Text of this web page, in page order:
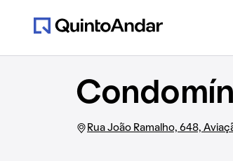
Rua João Ramalho, 648,